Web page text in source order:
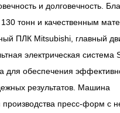
и долговечность.
тонн и качественным
ПЛК Mitsubishi, главный
электрическая система
для обеспечения
результатов. Машина
пресс-форм с